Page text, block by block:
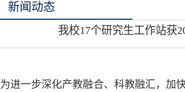
新闻动态
我校17个研究生工作站获
为进一步深化产教融合、科教融汇，加